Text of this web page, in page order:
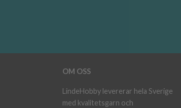
OM OSS
LindeHobby levererar hela Sverige
med kvalitetsgarn och